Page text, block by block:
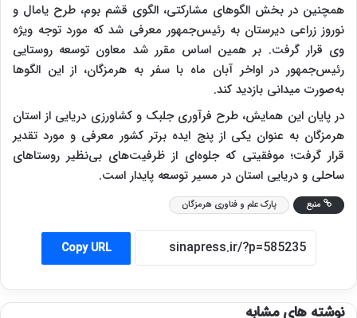
همچنین در بخش الگوهای مشارکتی، الگوی قشم بوم، طرح یامال و
نوروز زراعی دیرستان به رئیس‌جمهور معرفی شد که مورد توجه ویژه
وی قرار گرفت. بر همین اساس مقرر شد معاون توسعه روستایی
رئیس‌جمهور در اواخر آبان ماه با سفر به هرمزگان، از این الگوها
به‌صورت میدانی بازدید کند.
در پایان این همایش، طرح فرآوری جلبک و کشاورزی دریایی از استان
هرمزگان به عنوان یکی از پنج ایده برتر کشور معرفی و مورد تقدیر
قرار گرفت؛ موفقیتی که جلوه‌ای از ظرفیت‌های بی‌نظیر روستاهای
ساحلی و دریایی استان در مسیر توسعه پایدار است.
منبع پارک علم و فناوری هرمزگان
Copy URL
نوشته های مشابه